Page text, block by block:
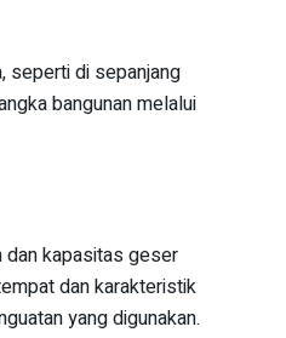
seperti di sepanjang
bangunan melalui
dan kapasitas geser
dan karakteristik
yang digunakan.